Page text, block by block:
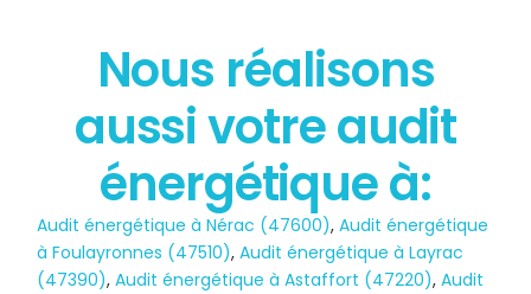
État des risques
POLLUTION
Nous réalisons
aussi votre audit
énergétique à:
Audit énergétique à Nérac (47600),Audit énergétique
à Foulayronnes (47510),Audit énergétique à Layrac
(47390),Audit énergétique à Astaffort (47220),Audit